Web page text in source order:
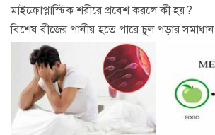
মাইক্রোপ্লাস্টিক শরীরে প্রবেশ করলে কী হয়?
বিশেষ বীজের পানীয় হতে পারে চুল পড়ার সমাধান